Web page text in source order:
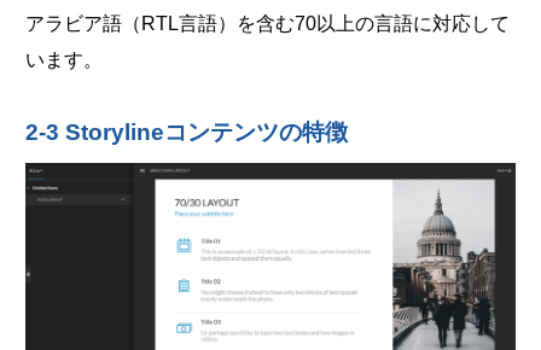
アラビア語（RTL言語）を含む70以上の言語に対応して
います。
2-3 Storylineコンテンツの特徴